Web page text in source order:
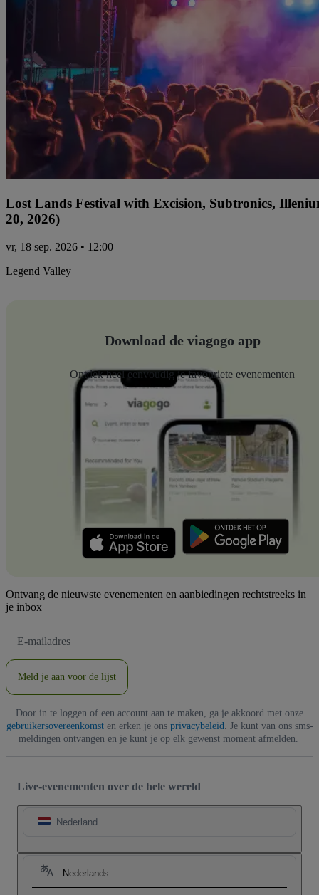
Lost Lands Festival with Excision, Subtronics,
20, 2026)
vr, 18 sep. 2026 • 12:00
Legend Valley
Download de viagogo app
Ontdek heel eenvoudig je favouriete evenementen
Ontvang de nieuwste evenementen en aanbiedingen rechtstreeks in
je inbox
mailadres
Meld je aan voor de lijst
Door in te loggen of een account aan te maken, ga je akkoord met onze
gebruikersovereenkomsten erken je ons privacybeleid . Je kunt van ons sms-
meldingen ontvangen en je kunt je op elk gewenst moment afmelden.
Live-evenementen over de hele wereld
Nederland
Nederlands